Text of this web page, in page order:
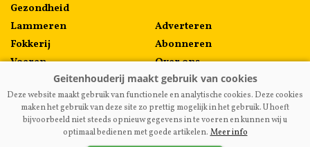
Gezondheid
Lammeren
Fokkerij
Voeren
Algemeen
Melkprijzen
Adverteren
Abonneren
Over ons
Contact
Deze website maakt gebruik van functionele en analytische cookies. Deze cookies
maken het gebruik van deze site zo prettig mogelijk in het gebruik. U hoeft
bijvoorbeeld niet steeds opnieuw gegevens in te voeren en kunnen wij u
optimaal bedienen met goede artikelen. Meer info